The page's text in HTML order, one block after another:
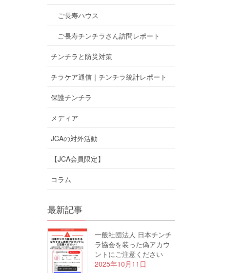
ご長寿ハウス
ご長寿チンチラさん訪問レポート
チンチラと防災対策
チラケア通信｜チンチラ統計レポート
保護チンチラ
メディア
JCAの対外活動
【JCA会員限定】
コラム
最新記事
一般社団法人 日本チンチ
ラ協会を装った偽アカウ
ントにご注意ください
2025年10月11日